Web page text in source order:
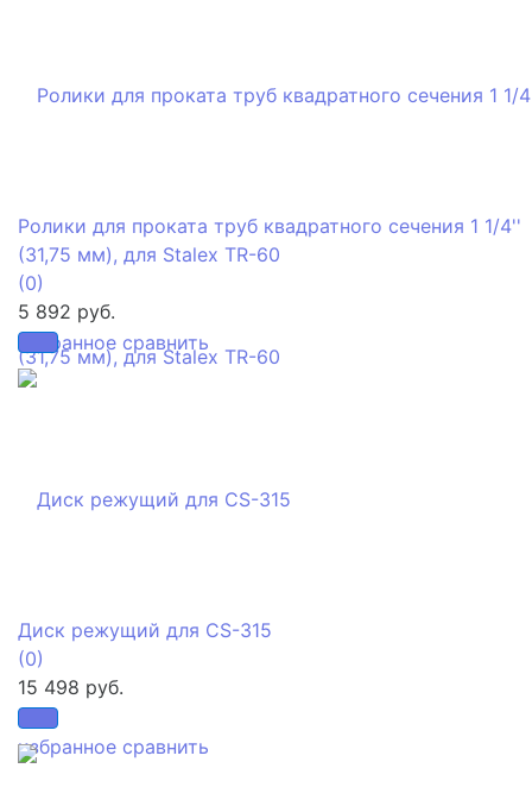
избранное сравнить
Ролики для проката труб квадратного сечения 1 1/4''
(31,75 мм), для Stalex TR-60
(0)
5 892 руб.
избранное сравнить
Диск режущий для CS-315
(0)
15 498 руб.